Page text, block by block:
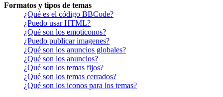
Formatos y tipos de temas
¿Qué es el código BBCode?
¿Puedo usar HTML?
¿Qué son los emoticonos?
¿Puedo publicar imagenes?
¿Qué son los anuncios globales?
¿Qué son los anuncios?
¿Qué son los temas fijos?
¿Qué son los temas cerrados?
¿Qué son los iconos para los temas?